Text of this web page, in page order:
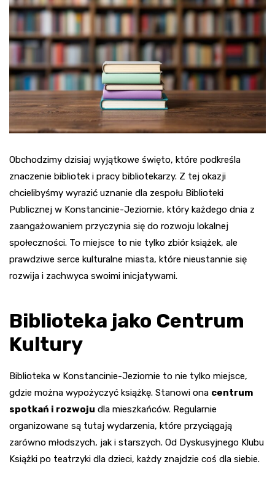
Obchodzimy dzisiaj wyjątkowe święto, które podkreśla
znaczenie bibliotek i pracy bibliotekarzy. Z tej okazji
chcielibyśmy wyrazić uznanie dla zespołu Biblioteki
Publicznej w Konstancinie-Jeziornie, który każdego dnia z
zaangażowaniem przyczynia się do rozwoju lokalnej
społeczności. To miejsce to nie tylko zbiór książek, ale
prawdziwe serce kulturalne miasta, które nieustannie się
rozwija i zachwyca swoimi inicjatywami.
Biblioteka jako Centrum
Kultury
Biblioteka w Konstancinie-Jeziornie to nie tylko miejsce,
gdzie można wypożyczyć książkę. Stanowi ona centrum
spotkań i rozwoju dla mieszkańców. Regularnie
organizowane są tutaj wydarzenia, które przyciągają
zarówno młodszych, jak i starszych. Od Dyskusyjnego Klubu
Książki po teatrzyki dla dzieci, każdy znajdzie coś dla siebie.